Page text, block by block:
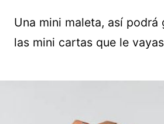
Una mini maleta, así podrá
las mini cartas que le